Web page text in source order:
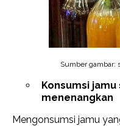
Sumber gambar:
Konsumsi
menenangkan
Mengonsumsi jamu